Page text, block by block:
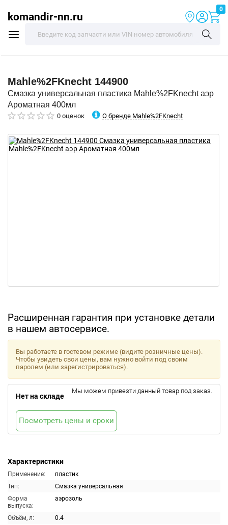
komandir-nn.ru
0
Mahle%2FKnecht 144900
Смазка универсальная пластика Mahle%2FKnecht аэр
Ароматная 400мл
0 оценок О бренде Mahle%2FKnecht
Расширенная гарантия при установке детали
в нашем автосервисе.
Характеристики
Применение:
пластик
Тип:
Смазка универсальная
Форма
выпуска:
аэрозоль
Объём, л:
0.4
Вы работаете в гостевом режиме (видите розничные цены).
Чтобы увидеть свои цены, вам нужно войти под своим
паролем (или зарегистрироваться).
Нет на складе
Мы можем привезти данный товар под заказ.
Посмотреть цены и сроки